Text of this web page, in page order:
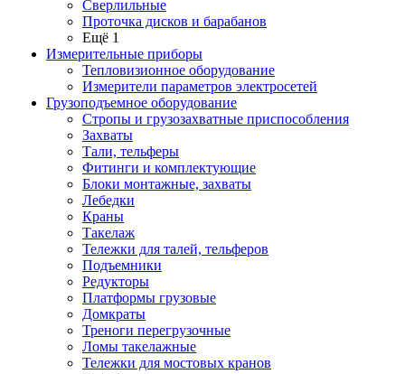
Сверлильные
Проточка дисков и барабанов
Ещё 1
Измерительные приборы
Тепловизионное оборудование
Измерители параметров электросетей
Грузоподъемное оборудование
Стропы и грузозахватные приспособления
Захваты
Тали, тельферы
Фитинги и комплектующие
Блоки монтажные, захваты
Лебедки
Краны
Такелаж
Тележки для талей, тельферов
Подъемники
Редукторы
Платформы грузовые
Домкраты
Треноги перегрузочные
Ломы такелажные
Тележки для мостовых кранов